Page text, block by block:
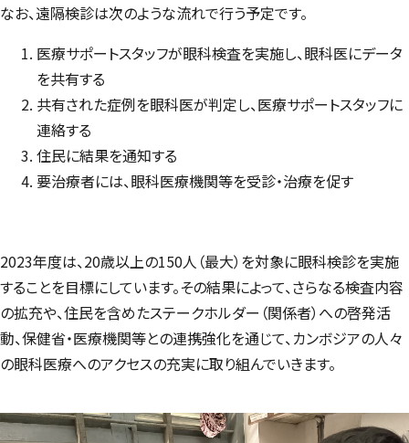
なお、遠隔検診は次のような流れで行う予定です。
医療サポートスタッフが眼科検査を実施し、眼科医にデータ
を共有する
共有された症例を眼科医が判定し、医療サポートスタッフに
連絡する
住民に結果を通知する
要治療者には、眼科医療機関等を受診・治療を促す
2023年度は、20歳以上の150人（最大）を対象に眼科検診を実施
することを目標にしています。その結果によって、さらなる検査内容
の拡充や、住民を含めたステークホルダー（関係者）への啓発活
動、保健省・医療機関等との連携強化を通じて、カンボジアの人々
の眼科医療へのアクセスの充実に取り組んでいきます。